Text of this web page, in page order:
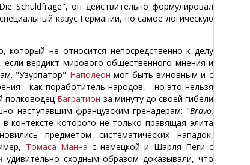
Schuldfrage", он действительно формулировал
казус Германии, но самое логическую
который не относится непосредственно к делу
вердикт мирового общественного мнения и
"Узурпатор" Наполеон мог быть виновным и с
- как поработитель народов, - но это нельзя
полководец Багратион за минуту до своей гибели
наступавшим французским гренадерам: "Bravo,
контексте которого не только правящая элита
предметом систематических нападок,
Томаса Манна с немецкой и Шарля Пеги с
удивительно сходным образом доказывали, что